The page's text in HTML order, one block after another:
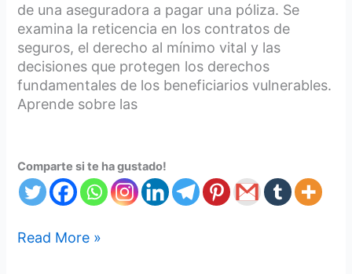
de una aseguradora a pagar una póliza. Se
examina la reticencia en los contratos de
seguros, el derecho al mínimo vital y las
decisiones que protegen los derechos
fundamentales de los beneficiarios vulnerables.
Aprende sobre las
Comparte si te ha gustado!
Read More »